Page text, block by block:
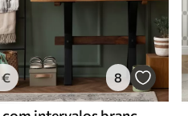
€ 8